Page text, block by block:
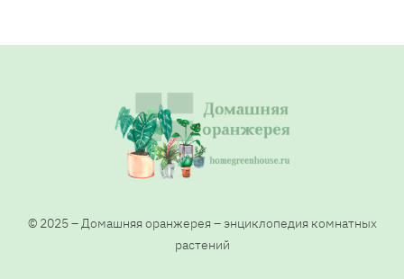
© 2025 – Домашняя оранжерея – энциклопедия комнатных
растений